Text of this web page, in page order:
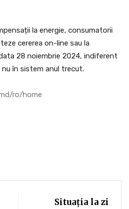
la energie, consumatorii
cererea on-line sau la
28 noiembrie 2024, indiferent
în sistem anul trecut.
ro/home
Situația la zi